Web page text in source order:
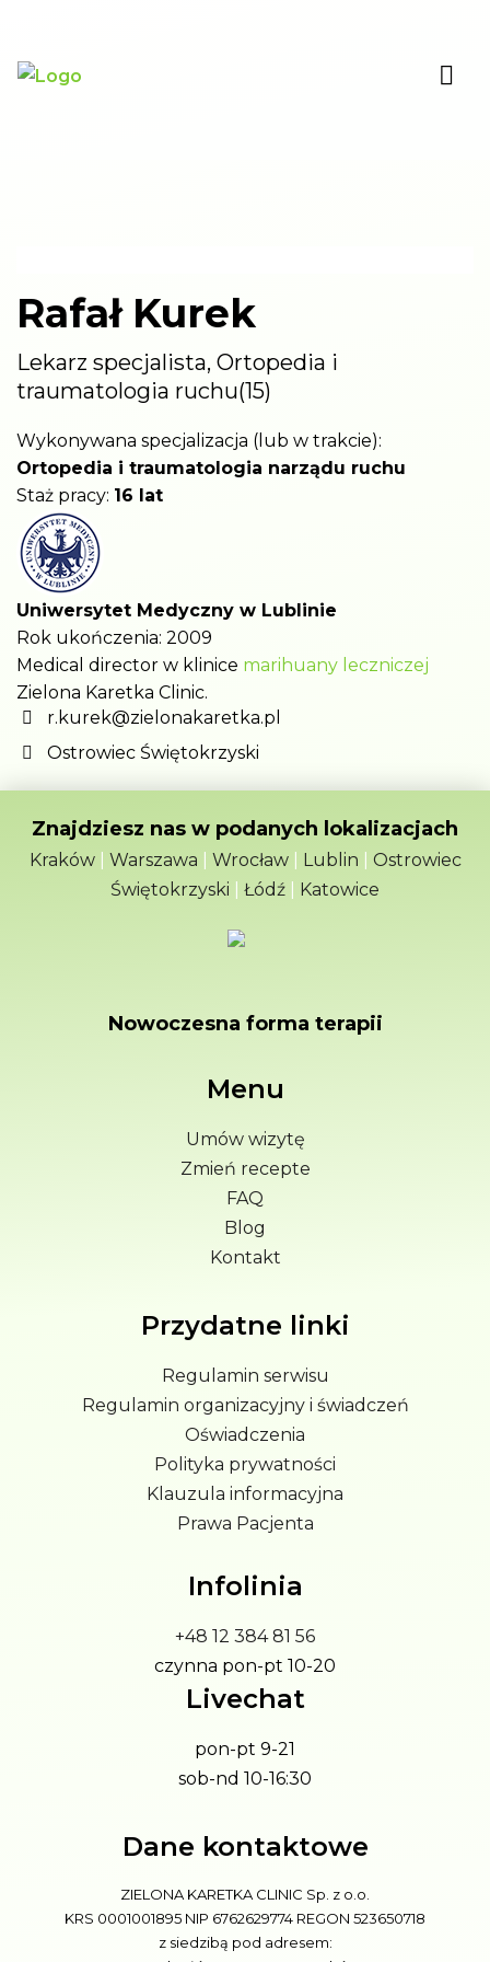
Rafał Kurek
Lekarz specjalista, Ortopedia i
traumatologia ruchu(15)
Wykonywana specjalizacja (lub w trakcie):
Ortopedia i traumatologia narządu ruchu
Staż pracy: 16 lat
Uniwersytet Medyczny w Lublinie
Rok ukończenia: 2009
Medical director w klinice marihuany leczniczej
Zielona Karetka Clinic.
r.kurek@zielonakaretka.pl
Ostrowiec Świętokrzyski
Znajdziesz nas w podanych lokalizacjach
Kraków| Warszawa Wrocław| Lublin
Ostrowiec
Świętokrzyski
Łódź Katowice
Nowoczesna forma terapii
Menu
Umów wizytę
Zmień recepte
FAQ
Blog
Kontakt
Przydatne linki
Regulamin serwisu
Regulamin organizacyjny i świadczeń
Oświadczenia
Polityka prywatności
Klauzula informacyjna
Prawa Pacjenta
Infolinia
+48 12 384 81 56
czynna pon-pt 10-20
Livechat
pon-pt 9-21
sob-nd 10-16:30
Dane kontaktowe
ZIELONA KARETKA CLINIC Sp. z o.o.
KRS 0001001895 NIP 6762629774 REGON 523650718
z siedzibą pod adresem: